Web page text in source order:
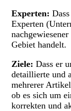
Experten:
Experten
Gebiet handelt.
Ziele: Dass er
detaillierte und
mehrerer
ob es sich um
korrekten und